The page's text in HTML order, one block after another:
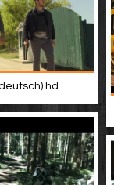
hd